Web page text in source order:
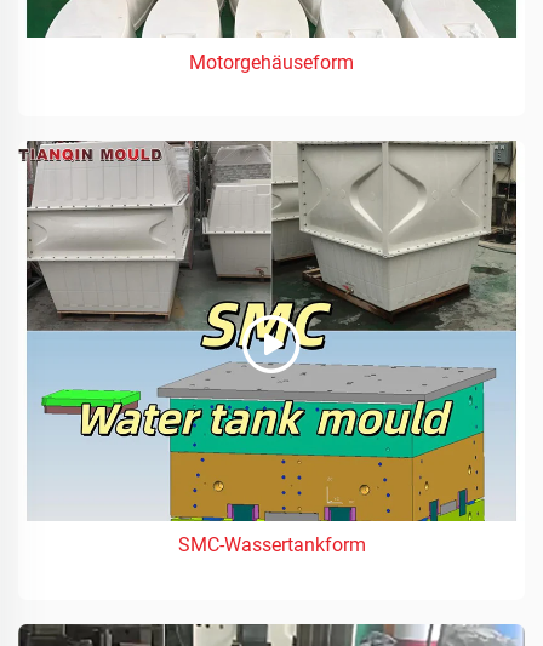
Motorgehäuseform
SMC-Wassertankform